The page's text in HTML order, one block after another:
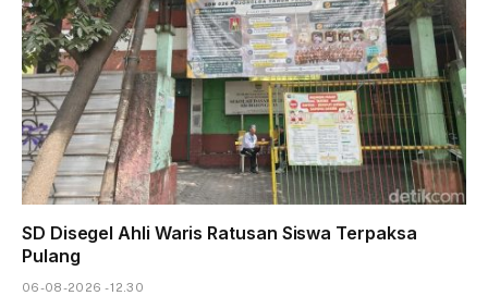
SD Disegel Ahli Waris Ratusan Siswa Terpaksa
Pulang
06-08-2026 - 12.30